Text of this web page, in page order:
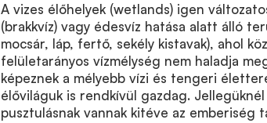
A vizes élőhelyek (wetlands) igen
(brakkvíz) vagy édesvíz hatása alatt álló
mocsár, láp, fertő, sekély kistavak), ahol
felületarányos vízmélység nem haladja
képeznek a mélyebb vízi és tengeri
élőviláguk is rendkívül gazdag.
pusztulásnak vannak kitéve az emberiség